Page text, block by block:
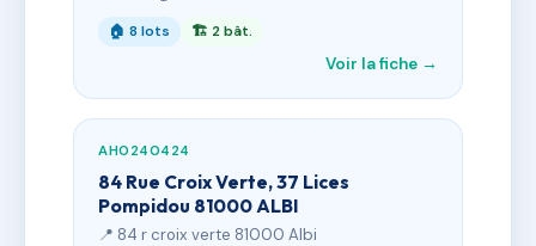
🏠 8 lots 🏗 2 bât.
Voir la fiche →
AH0240424
84 Rue Croix Verte, 37 Lices
Pompidou 81000 ALBI
📍 84 r croix verte 81000 Albi